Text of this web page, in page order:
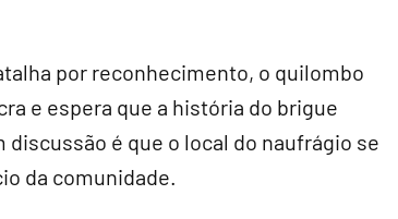
por reconhecimento, o quilombo
e espera que a história do brigue
discussão é que o local do naufrágio se
da comunidade.